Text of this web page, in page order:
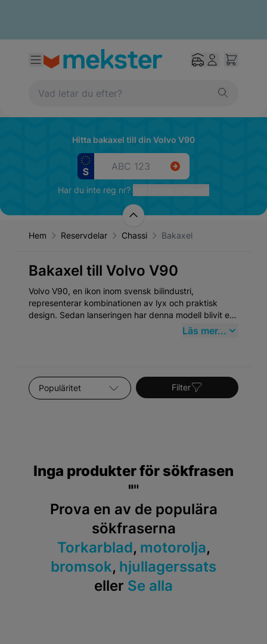
Hitta bakaxel till din Volvo V90
Har du inte reg nr?
Hem Reservdelar Chassi Bakaxel
Bakaxel till Volvo V90
Volvo V90, en ikon inom svensk bilindustri,
representerar kombinationen av lyx och praktisk
design. Sedan lanseringen har denna modell blivit ett
populärt val för de som söker både funktionalitet och
förknippas med.
Läs mer...
Sortera efter Filter
Inga produkter för sökfrasen
""
Prova en av de populära
sökfraserna
Torkarblad, motorolja,
bromsok, hjullagerssats
eller Se alla